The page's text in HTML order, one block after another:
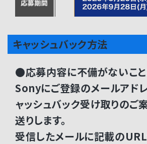
キャッシュバック方法
●応募内容に不備がないこ
Sonyにご登録のメールアド
ャッシュバック受け取りのご
送りします。
受信したメールに記載の